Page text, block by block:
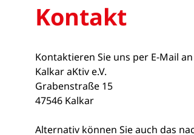
Kontakt
Kontaktieren Sie uns per E-Mail an
Kalkar aKtiv e.V.
Grabenstraße 15
47546 Kalkar
Alternativ können Sie auch das